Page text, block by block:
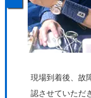
現場到着後、故
認させていただ